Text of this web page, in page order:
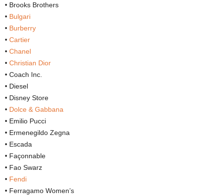
• Brooks Brothers
• Bulgari
• Burberry
• Cartier
• Chanel
• Christian Dior
• Coach Inc.
• Diesel
• Disney Store
• Dolce & Gabbana
• Emilio Pucci
• Ermenegildo Zegna
• Escada
• Façonnable
• Fao Swarz
• Fendi
• Ferragamo Women’s